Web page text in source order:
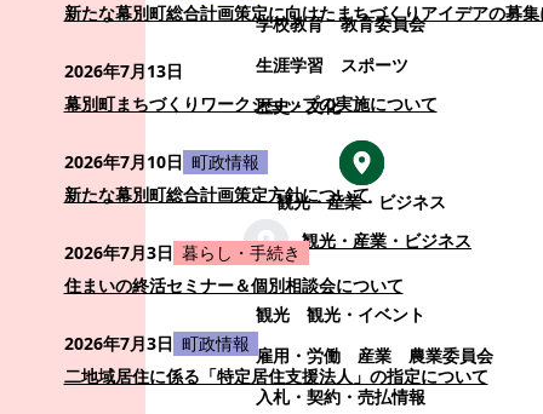
学校教育
教育委員会
生涯学習
スポーツ
歴史・文化
観光・産業・ビジネス
観光・産業・ビジネス
観光
観光・イベント
雇用・労働
産業
農業委員会
入札・契約・売払情報
新たな幕別町総合計画策定に向けたまちづくりアイデアの募
2026年7月13日
幕別町まちづくりワークショップの実施について
2026年7月10日 町政情報
新たな幕別町総合計画策定方針について
2026年7月3日 暮らし・手続き
住まいの終活セミナー＆個別相談会について
2026年7月3日 町政情報
二地域居住に係る「特定居住支援法人」の指定について